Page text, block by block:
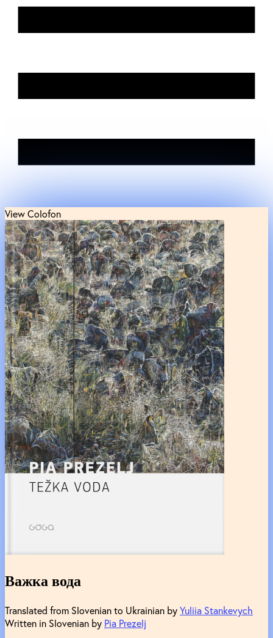
View Colofon
Важка вода
Translated from Slovenian to Ukrainian byYuliia Stankevych
Written in Slovenian by Pia Prezelj